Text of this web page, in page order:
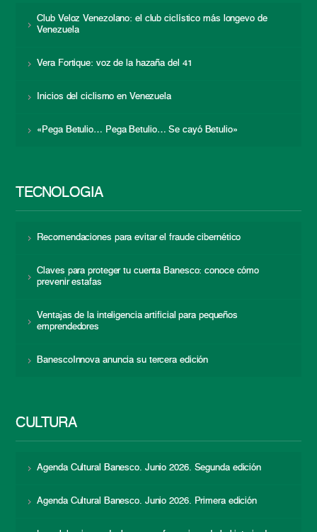
Club Veloz Venezolano: el club ciclístico más longevo de
Venezuela
Vera Fortique: voz de la hazaña del 41
Inicios del ciclismo en Venezuela
«Pega Betulio… Pega Betulio… Se cayó Betulio»
TECNOLOGÍA
Recomendaciones para evitar el fraude cibernético
Claves para proteger tu cuenta Banesco: conoce cómo
prevenir estafas
Ventajas de la inteligencia artificial para pequeños
emprendedores
BanescoInnova anuncia su tercera edición
CULTURA
Agenda Cultural Banesco. Junio 2026. Segunda edición
Agenda Cultural Banesco. Junio 2026. Primera edición